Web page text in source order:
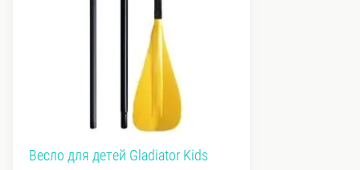
Весло для детей Gladiator Kids